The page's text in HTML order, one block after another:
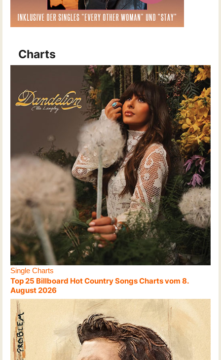
Charts
Single Charts
Top 25 Billboard Hot Country Songs Charts vom 8.
August 2026